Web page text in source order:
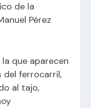
de la
Pérez
que aparecen
del ferrocarril,
al tajo,